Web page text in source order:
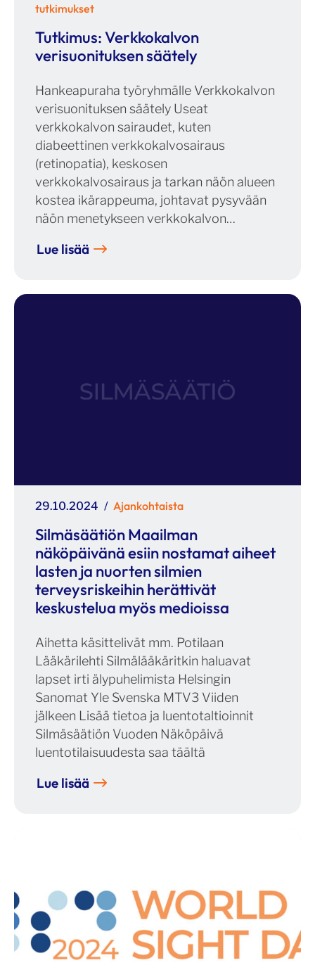
tutkimukset
Tutkimus: Verkkokalvon
verisuonituksen säätely
Hankeapuraha työryhmälle Verkkokalvon
verisuonituksen säätely Useat
verkkokalvon sairaudet, kuten
diabeettinen verkkokalvosairaus
(retinopatia), keskosen
verkkokalvosairaus ja tarkan näön alueen
kostea ikärappeuma, johtavat pysyvään
näön menetykseen verkkokalvon…
Lue lisää
Julkaistu
29.10.2024 Kategoriat
Ajankohtaista
Silmäsäätiön Maailman
näköpäivänä esiin nostamat aiheet
lasten ja nuorten silmien
terveysriskeihin herättivät
keskustelua myös medioissa
Aihetta käsittelivät mm. Potilaan
Lääkärilehti Silmälääkäritkin haluavat
lapset irti älypuhelimista Helsingin
Sanomat Yle Svenska MTV3 Viiden
jälkeen Lisää tietoa ja luentotaltioinnit
Silmäsäätiön Vuoden Näköpäivä
luentotilaisuudesta saa täältä
Lue lisää